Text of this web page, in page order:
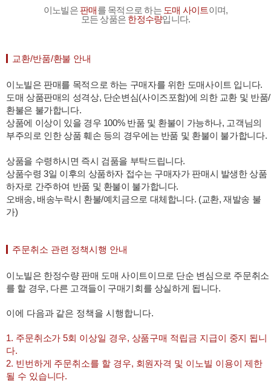
이노빌은 판매를 목적으로 하는 도매 사이트이며,
모든 상품은 한정수량입니다.
교환/반품/환불 안내
이노빌은 판매를 목적으로 하는 구매자를 위한 도매사이트 입니다.
도매 상품판매의 성격상, 단순변심(사이즈포함)에 의한 교환 및 반품/
환불은 불가합니다.
상품에 이상이 있을 경우 100% 반품 및 환불이 가능하나, 고객님의
부주의로 인한 상품 훼손 등의 경우에는 반품 및 환불이 불가합니다.
상품을 수령하시면 즉시 검품을 부탁드립니다.
상품수령 3일 이후의 상품하자 접수는 구매자가 판매시 발생한 상품
하자로 간주하여 반품 및 환불이 불가합니다.
오배송, 배송누락시 환불/예치금으로 대체합니다. (교환, 재발송 불
가)
주문취소 관련 정책시행 안내
이노빌은 한정수량 판매 도매 사이트이므로 단순 변심으로 주문취소
를 할 경우, 다른 고객들이 구매기회를 상실하게 됩니다.
이에 다음과 같은 정책을 시행합니다.
1. 주문취소가 5회 이상일 경우, 상품구매 적립금 지급이 중지 됩니
다.
2. 빈번하게 주문취소를 할 경우, 회원자격 및 이노빌 이용이 제한
될 수 있습니다.